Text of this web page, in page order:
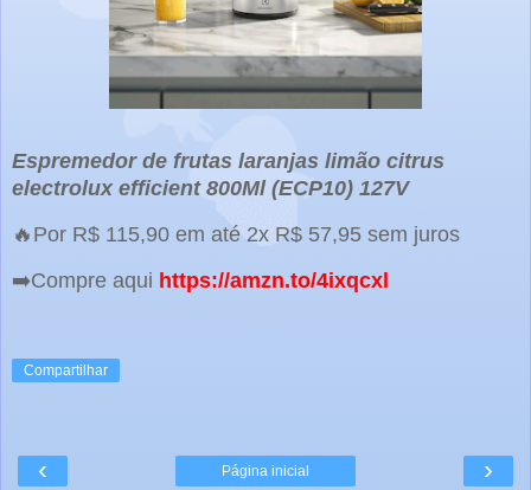
Espremedor de frutas laranjas limão citrus
electrolux efficient 800Ml (ECP10) 127V
🔥Por R$ 115,90 em até 2x R$ 57,95 sem juros
➡️Compre aqui https://amzn.to/4ixqcxl
Compartilhar
‹ ›
Página inicial